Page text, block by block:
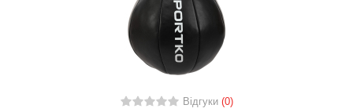
Відгуки (0)